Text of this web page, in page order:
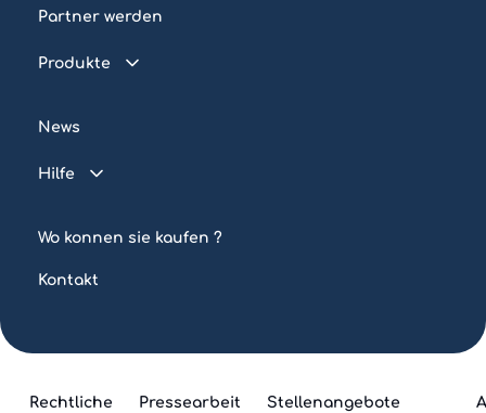
Partner werden
Produkte
Automatisierung
News
Hilfe
Wo konnen sie kaufen ?
Kontakt
Rechtliche Pressearbeit Stellenangebote